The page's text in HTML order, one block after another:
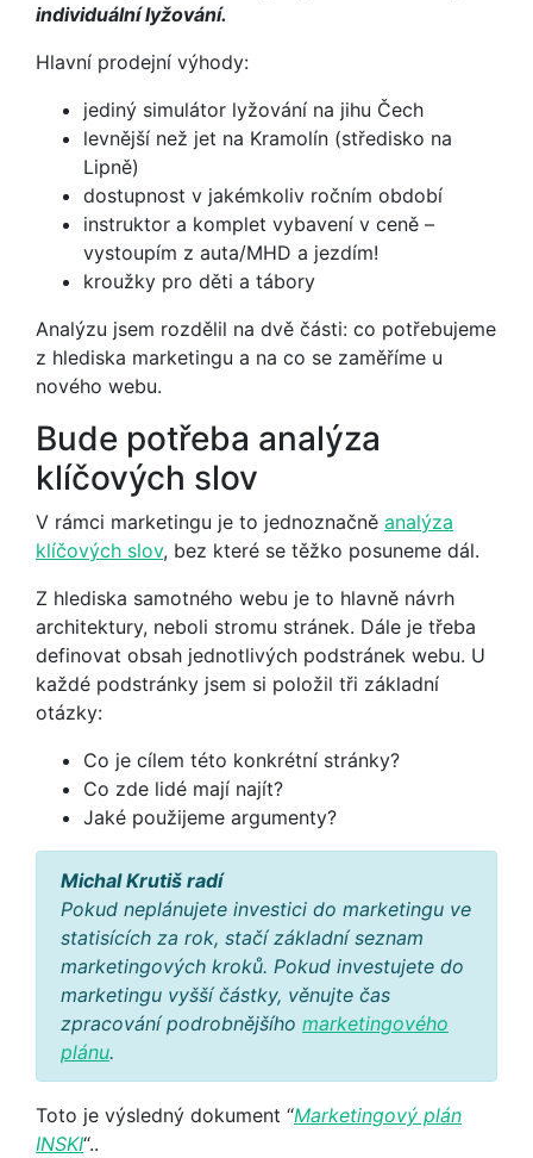
individuální lyžování.
Hlavní prodejní výhody:
jediný simulátor lyžování na jihu Čech
levnější než jet na Kramolín (středisko na
Lipně)
dostupnost v jakémkoliv ročním období
instruktor a komplet vybavení v ceně –
vystoupím z auta/MHD a jezdím!
kroužky pro děti a tábory
Analýzu jsem rozdělil na dvě části: co potřebujeme
z hlediska marketingu a na co se zaměříme u
nového webu.
Bude potřeba analýza
klíčových slov
V rámci marketingu je to jednoznačně analýza
klíčových slov, bez které se těžko posuneme dál.
Z hlediska samotného webu je to hlavně návrh
architektury, neboli stromu stránek. Dále je třeba
definovat obsah jednotlivých podstránek webu. U
každé podstránky jsem si položil tři základní
otázky:
Co je cílem této konkrétní stránky?
Co zde lidé mají najít?
Jaké použijeme argumenty?
Michal Krutiš radí
Pokud neplánujete investici do marketingu ve
statisících za rok, stačí základní seznam
marketingových kroků. Pokud investujete do
marketingu vyšší částky, věnujte čas
zpracování podrobnějšího marketingového
plánu.
Toto je výsledný dokument “Marketingový plán
INSKI“..